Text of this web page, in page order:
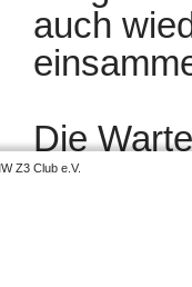
auch
Die
Z3 Club e.V.